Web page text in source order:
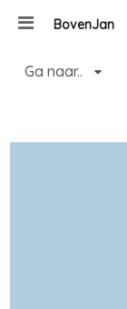
BovenJan
Home
Ga naar..